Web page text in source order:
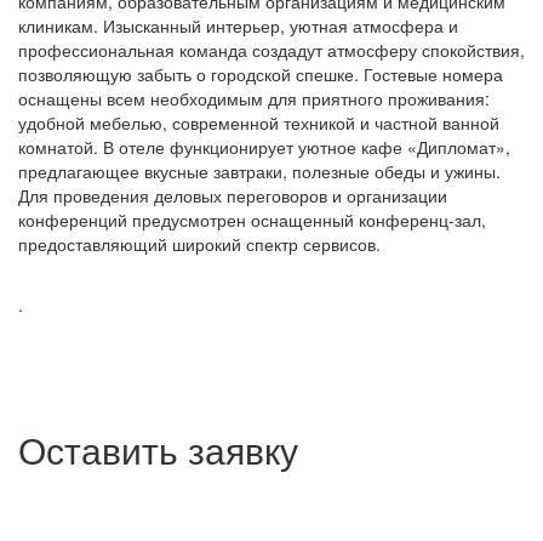
клиникам. Изысканный интерьер, уютная атмосфера и
профессиональная команда создадут атмосферу спокойствия,
позволяющую забыть о городской спешке. Гостевые номера
оснащены всем необходимым для приятного проживания:
удобной мебелью, современной техникой и частной ванной
комнатой. В отеле функционирует уютное кафе «Дипломат»,
предлагающее вкусные завтраки, полезные обеды и ужины.
Для проведения деловых переговоров и организации
конференций предусмотрен оснащенный конференц-зал,
предоставляющий широкий спектр сервисов.
.
Оставить заявку